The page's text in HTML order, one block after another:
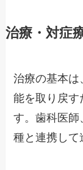
治療・対症
治療の基本は
能を取り戻
す。歯科医師
種と連携して